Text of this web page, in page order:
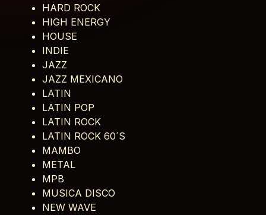
HARD ROCK
HIGH ENERGY
HOUSE
INDIE
JAZZ
JAZZ MEXICANO
LATIN
LATIN POP
LATIN ROCK
LATIN ROCK 60´S
MAMBO
METAL
MPB
MUSICA DISCO
NEW WAVE